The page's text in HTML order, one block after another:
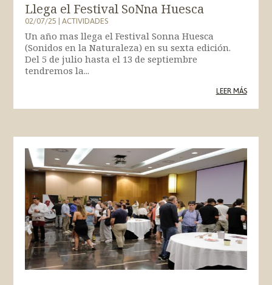
Llega el Festival SoNna Huesca
02/07/25|ACTIVIDADES
Un año mas llega el Festival Sonna Huesca
(Sonidos en la Naturaleza) en su sexta edición.
Del 5 de julio hasta el 13 de septiembre
tendremos la...
LEER MÁS